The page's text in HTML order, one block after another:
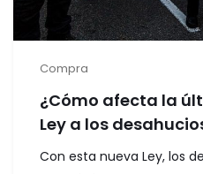
Compra
¿Cómo afecta la
Ley a los
Con esta nueva Ley, los